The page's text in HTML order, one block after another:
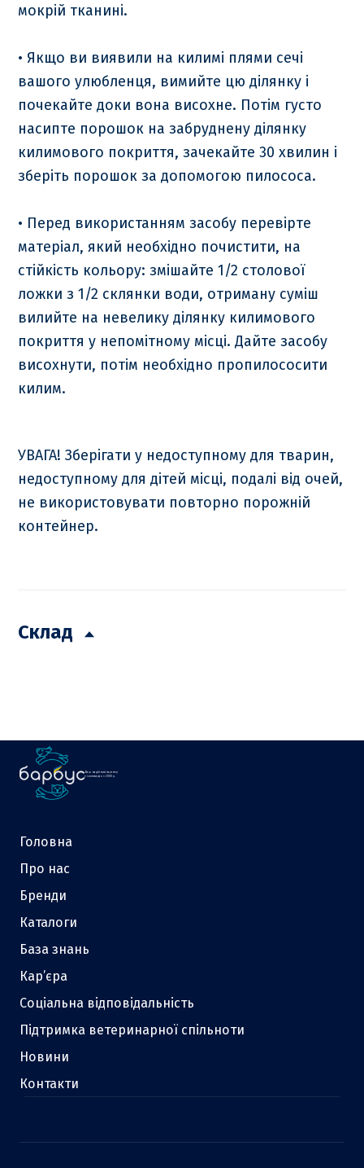
мокрій тканині.
• Якщо ви виявили на килимі плями сечі
вашого улюбленця, вимийте цю ділянку і
почекайте доки вона висохне. Потім густо
насипте порошок на забруднену ділянку
килимового покриття, зачекайте 30 хвилин і
зберіть порошок за допомогою пилососа.
• Перед використанням засобу перевірте
матеріал, який необхідно почистити, на
стійкість кольору: змішайте 1/2 столової
ложки з 1/2 склянки води, отриману суміш
вилийте на невелику ділянку килимового
покриття у непомітному місці. Дайте засобу
висохнути, потім необхідно пропилососити
килим.
УВАГА! Зберігати у недоступному для тварин,
недоступному для дітей місці, подалі від очей,
не використовувати повторно порожній
контейнер.
Склад
Ваш надійний партнер
у зоотоварах з 2000 р.
Головна
Про нас
Бренди
Каталоги
База знань
Кар’єра
Соціальна відповідальність
Підтримка ветеринарної спільноти
Новини
Контакти